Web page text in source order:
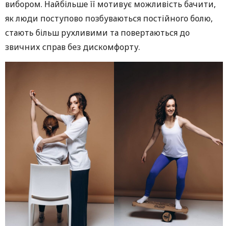
вибором. Найбільше її мотивує можливість бачити,
як люди поступово позбуваються постійного болю,
стають більш рухливими та повертаються до
звичних справ без дискомфорту.